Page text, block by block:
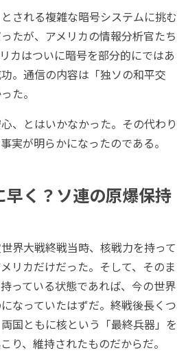
とされる複雑な暗号システムに挑む
たが、アメリカの情報分析官たち
カはついに暗号を部分的にではあ
。通信の内容は「独ソの和平交
た。
、とはいかなかった。その代わり
実が明らかになったのである。
く？ソ連の原爆保持
界大戦終戦当時、核戦力を持って
リカだけだった。そして、そのま
っている状態であれば、今の世界
なっていたはずだ。終戦後長くつ
国ともに核という「最終兵器」を
り、維持されたものだからだ。